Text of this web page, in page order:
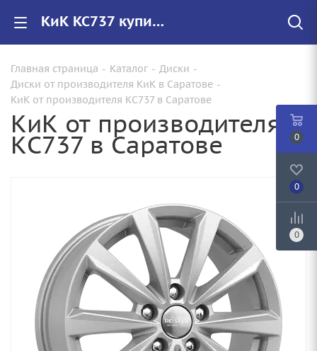
КиК КС737 купить в Саратове, низкие цены на автомобильные диски
Главная страница - Каталог - Диски -
Диски от производителя КиК в Саратове -
КиК от производителя КС737 в Саратове
КиК от производителя
КС737 в Саратове 0
0
0